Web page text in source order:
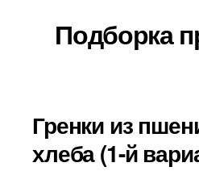
Подборка
Гренки из
хлеба (1-й